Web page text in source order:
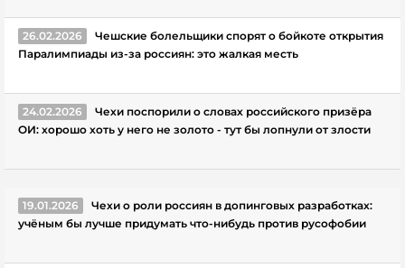
26.02.2026
Чешские болельщики спорят о бойкоте открытия
Паралимпиады из-за россиян: это жалкая месть
24.02.2026
Чехи поспорили о словах российского призёра
ОИ: хорошо хоть у него не золото - тут бы лопнули от злости
19.01.2026
Чехи о роли россиян в допинговых разработках:
учёным бы лучше придумать что-нибудь против русофобии